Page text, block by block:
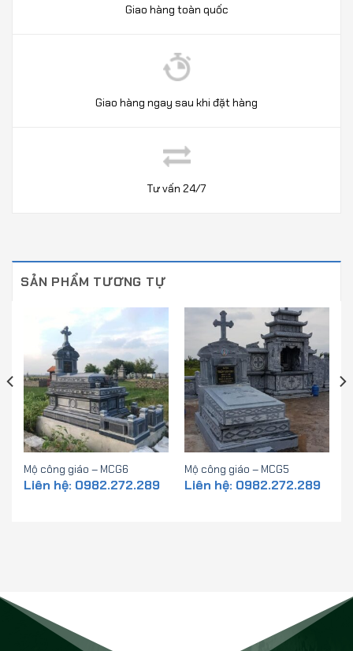
Giao hàng toàn quốc
Giao hàng ngay sau khi đặt hàng
Tư vấn 24/7
SẢN PHẨM TƯƠNG TỰ
Mộ công giáo – MCG6
Liên hệ: 0982.272.289
Mộ công giáo – MCG5
Liên hệ: 0982.272.289